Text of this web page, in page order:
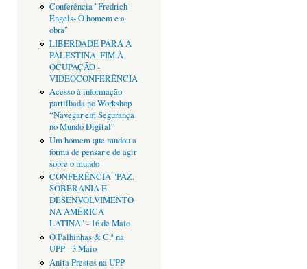
Conferência "Fredrich
Engels- O homem e a
obra"
LIBERDADE PARA A
PALESTINA. FIM À
OCUPAÇÃO -
VIDEOCONFERÊNCIA
Acesso à informação
partilhada no Workshop
“Navegar em Segurança
no Mundo Digital”
Um homem que mudou a
forma de pensar e de agir
sobre o mundo
CONFERÊNCIA "PAZ,
SOBERANIA E
DESENVOLVIMENTO
NA AMÉRICA
LATINA" - 16 de Maio
O Palhinhas & C.ª na
UPP - 3 Maio
Anita Prestes na UPP